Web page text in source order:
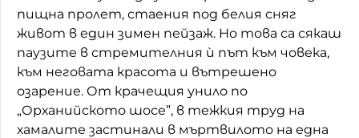
пищна пролет, стаения под белия сняг
живот в един зимен пейзаж. Но това са сякаш
паузите в стремителния ѝ път към човека,
към неговата красота и вътрешено
озарение. От крачещия унило по
„Орханийското шосе”, в тежкия труд на
хамалите застинали в мъртвилото на една